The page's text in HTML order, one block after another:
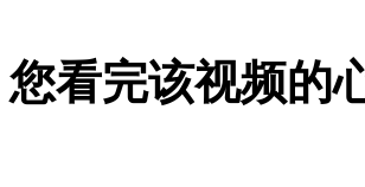
您看完该视频的